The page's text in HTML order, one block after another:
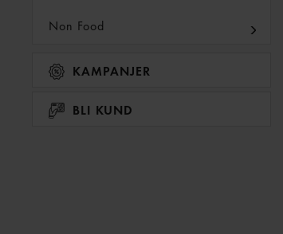
Non Food
KAMPANJER
BLI KUND